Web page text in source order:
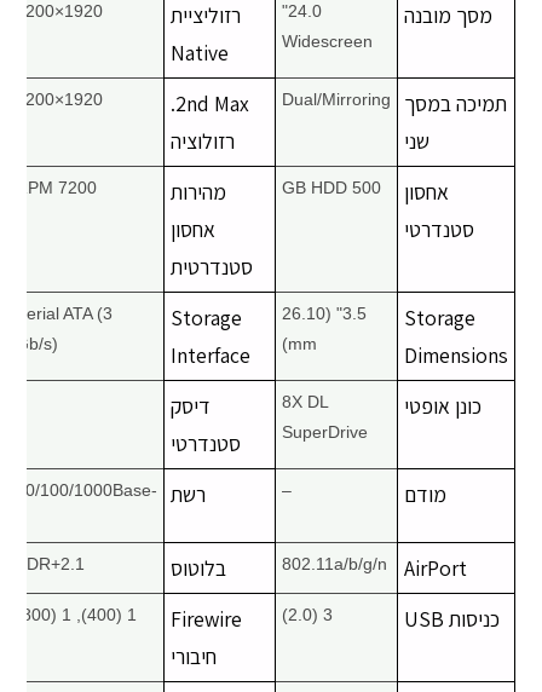
מסך מובנה
24.0"
Widescreen
רזוליציית
Native
1920×1200
תמיכה במסך
שני
Dual/Mirroring
2nd Max.
רזולוציה
1920×1200
אחסון
סטנדרטי
500 GB HDD
מהירות
אחסון
סטנדרטית
7200 RPM
Storage
Dimensions
3.5" (26.10
mm)
Storage
Interface
Serial ATA (3
Gb/s)
כונן אופטי
8X DL
SuperDrive
דיסק
סטנדרטי
מודם – רשת
10/100/1000Base-
AirPort
802.11a/b/g/n בלוטוס 2.1+EDR
כניסות USB 3 (2.0)
Firewire
חיבורי
1 (400), 1 (800)